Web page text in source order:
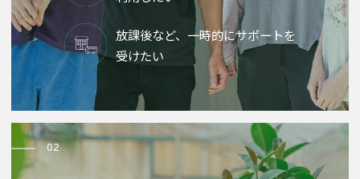
放課後など、一時的にサポートを
受けたい
02